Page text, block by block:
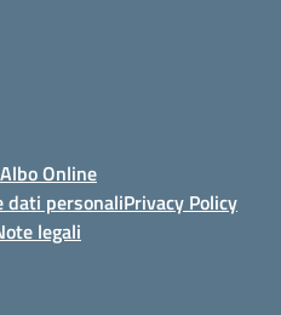
Albo Online
dati personaliPrivacy Policy
legali